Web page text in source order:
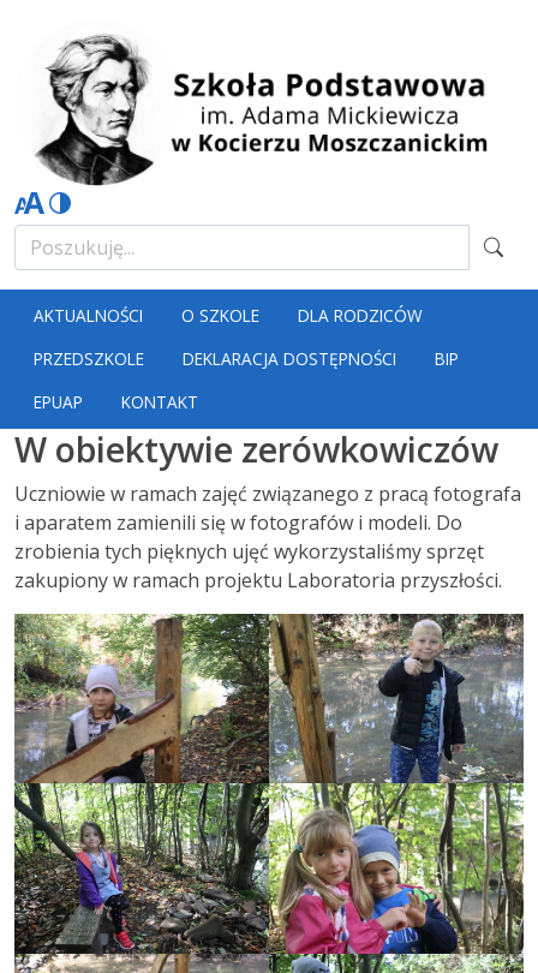
AKTUALNOŚCI O SZKOLE
DLA RODZICÓW
PRZEDSZKOLE
DEKLARACJA DOSTĘPNOŚCI
BIP
EPUAP
KONTAKT
W obiektywie zerówkowiczów
Uczniowie w ramach zajęć związanego z pracą fotografa
i aparatem zamienili się w fotografów i modeli. Do
zrobienia tych pięknych ujęć wykorzystaliśmy sprzęt
zakupiony w ramach projektu Laboratoria przyszłości.